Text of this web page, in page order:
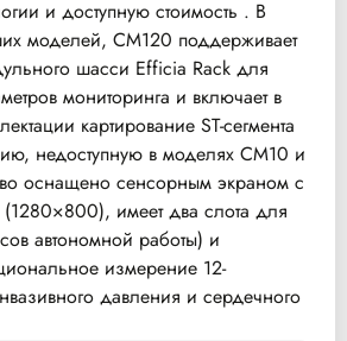
и доступную стоимость . В
моделей, CM120 поддерживает
шасси Efficia Rack для
мониторинга и включает в
картирование ST-сегмента
недоступную в моделях CM10 и
оснащено сенсорным экраном с
имеет два слота для
автономной работы) и
измерение 12-
давления и сердечного